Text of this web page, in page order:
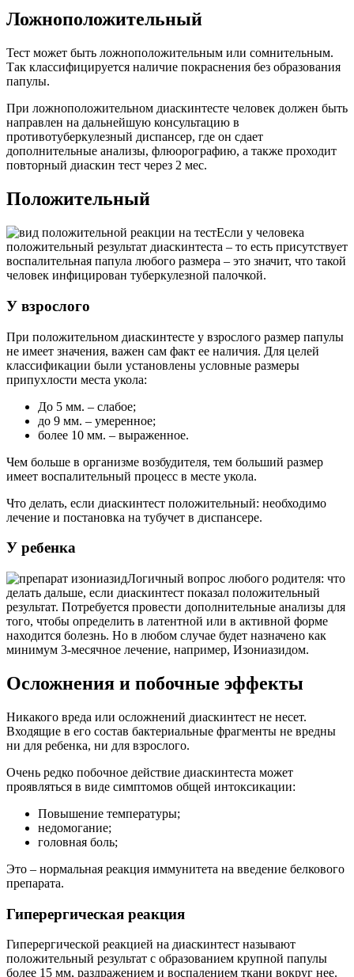
Ложноположительный
Тест может быть ложноположительным или сомнительным.
Так классифицируется наличие покраснения без образования
папулы.
При ложноположительном диаскинтесте человек должен быть
направлен на дальнейшую консультацию в
противотуберкулезный диспансер, где он сдает
дополнительные анализы, флюорографию, а также проходит
повторный диаскин тест через 2 мес.
Положительный
Если у человека
положительный результат диаскинтеста – то есть присутствует
воспалительная папула любого размера – это значит, что такой
человек инфицирован туберкулезной палочкой.
У взрослого
При положительном диаскинтесте у взрослого размер папулы
не имеет значения, важен сам факт ее наличия. Для целей
классификации были установлены условные размеры
припухлости места укола:
До 5 мм. – слабое;
до 9 мм. – умеренное;
более 10 мм. – выраженное.
Чем больше в организме возбудителя, тем больший размер
имеет воспалительный процесс в месте укола.
Что делать, если диаскинтест положительный: необходимо
лечение и постановка на тубучет в диспансере.
У ребенка
Логичный вопрос любого родителя: что
делать дальше, если диаскинтест показал положительный
результат. Потребуется провести дополнительные анализы для
того, чтобы определить в латентной или в активной форме
находится болезнь. Но в любом случае будет назначено как
минимум 3-месячное лечение, например, Изониазидом.
Осложнения и побочные эффекты
Никакого вреда или осложнений диаскинтест не несет.
Входящие в его состав бактериальные фрагменты не вредны
ни для ребенка, ни для взрослого.
Очень редко побочное действие диаскинтеста может
проявляться в виде симптомов общей интоксикации:
Повышение температуры;
недомогание;
головная боль;
Это – нормальная реакция иммунитета на введение белкового
препарата.
Гиперергическая реакция
Гиперергической реакцией на диаскинтест называют
положительный результат с образованием крупной папулы
более 15 мм, раздражением и воспалением ткани вокруг нее.